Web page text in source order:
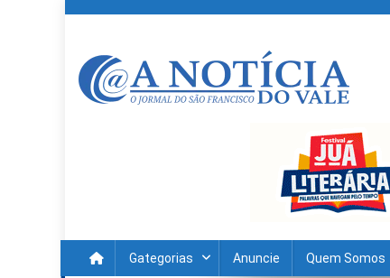
content
Gategorias Anuncie Quem Somos